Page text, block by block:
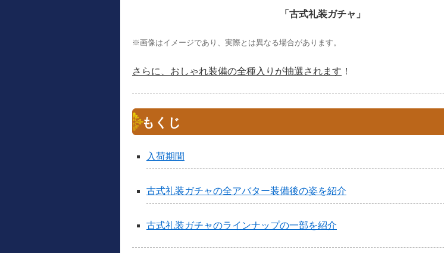
「古式礼装ガチャ」
※画像はイメージであり、実際とは異なる場合があります。
さらに、おしゃれ装備の全種入りが抽選されます ！
もくじ
入荷期間
古式礼装ガチャの全アバター装備後の姿を紹介
古式礼装ガチャのラインナップの一部を紹介